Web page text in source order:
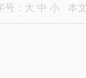
： 大 中 小 本